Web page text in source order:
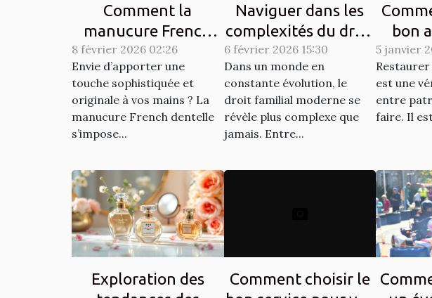
Comment la
manucure French
dentelle transforme-
t-elle votre style ?
8 février 2026 02:26
Envie d’apporter une
touche sophistiquée et
originale à vos mains ? La
manucure French dentelle
s’impose...
Naviguer dans les
complexités du droit
familial moderne
6 février 2026 15:30
Dans un monde en
constante évolution, le
droit familial moderne se
révèle plus complexe que
jamais. Entre...
bon
5 janvier
Restaurer
est une
entre
faire. Il
Exploration des
Comment choisir le